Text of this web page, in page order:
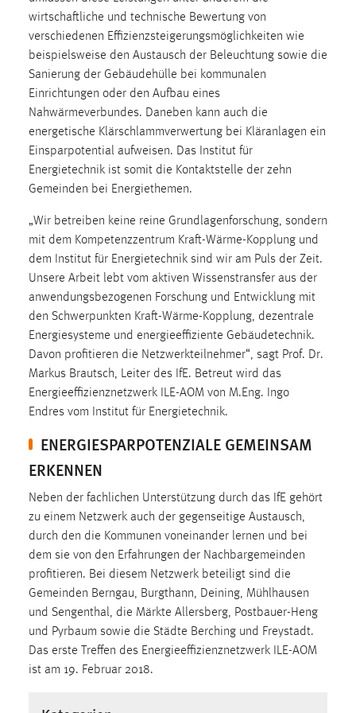
wirtschaftliche und technische Bewertung von
verschiedenen Effizienzsteigerungsmöglichkeiten wie
beispielsweise den Austausch der Beleuchtung sowie die
Sanierung der Gebäudehülle bei kommunalen
Einrichtungen oder den Aufbau eines
Nahwärmeverbundes. Daneben kann auch die
energetische Klärschlammverwertung bei Kläranlagen ein
Einsparpotential aufweisen. Das Institut für
Energietechnik ist somit die Kontaktstelle der zehn
Gemeinden bei Energiethemen.
„Wir betreiben keine reine Grundlagenforschung, sondern
mit dem Kompetenzzentrum Kraft-Wärme-Kopplung und
dem Institut für Energietechnik sind wir am Puls der Zeit.
Unsere Arbeit lebt vom aktiven Wissenstransfer aus der
anwendungsbezogenen Forschung und Entwicklung mit
den Schwerpunkten Kraft-Wärme-Kopplung, dezentrale
Energiesysteme und energieeffiziente Gebäudetechnik.
Davon profitieren die Netzwerkteilnehmer“, sagt Prof. Dr.
Markus Brautsch, Leiter des IfE. Betreut wird das
Energieeffizienznetzwerk ILE-AOM von M.Eng. Ingo
Endres vom Institut für Energietechnik.
ENERGIESPARPOTENZIALE GEMEINSAM
ERKENNEN
Neben der fachlichen Unterstützung durch das IfE gehört
zu einem Netzwerk auch der gegenseitige Austausch,
durch den die Kommunen voneinander lernen und bei
dem sie von den Erfahrungen der Nachbargemeinden
profitieren. Bei diesem Netzwerk beteiligt sind die
Gemeinden Berngau, Burgthann, Deining, Mühlhausen
und Sengenthal, die Märkte Allersberg, Postbauer-Heng
und Pyrbaum sowie die Städte Berching und Freystadt.
Das erste Treffen des Energieeffizienznetzwerk ILE-AOM
ist am 19. Februar 2018.
Cookie Laufzeit:
MARKETING
Marketing Cookies werden von Drittanbietern
verwendet, um personalisierte Werbung anzuzeigen.
Sie tun dies, indem sie Besucher über Websites
hinweg verfolgen.
Google Ads
Name:
_gcl_au
Anbieter:
Google Ireland Limited
Zweck:
Conversion-Tracking
Cookie Laufzeit:
Facebook Pixel
Name:
_fbp
Anbieter:
Facebook
Zweck:
Conversion-Tracking
Cookie Laufzeit:
3 Monate